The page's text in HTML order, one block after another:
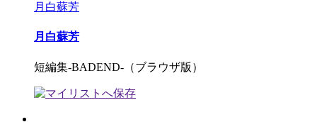
月白蘇芳
月白蘇芳
短編集-BADEND-（ブラウザ版）